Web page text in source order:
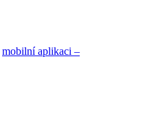
mobilní aplikaci –